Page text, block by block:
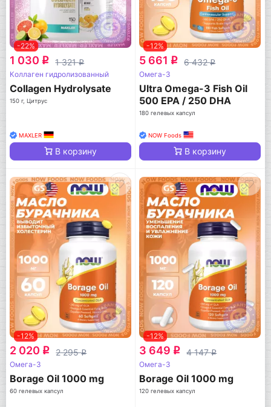
-22%
1 030 q 1 321q
Коллаген гидролизованный
Collagen Hydrolysate
150 г, Цитрус
MAXLER
В корзину
-12%
5 661 q 6 432q
Омега-3
Ultra Omega-3 Fish Oil
500 EPA / 250 DHA
180 гелевых капсул
NOW Foods
В корзину
-12%
2 020 q 2 295q
Омега-3
Borage Oil 1000 mg
60 гелевых капсул
-12%
3 649 q 4 147q
Омега-3
Borage Oil 1000 mg
120 гелевых капсул